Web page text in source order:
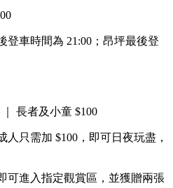
登車時間為 21:00；昂坪最後登
｜ 長者及小童 $100
人只需加 $100，即可日夜玩盡，
可進入指定觀賞區，並獲贈兩張